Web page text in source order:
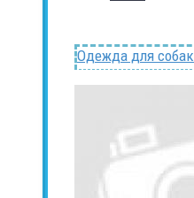
Одежда для собак